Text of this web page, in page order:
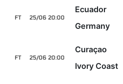
25/06 20:00
FT
Ecuador
Germany
25/06 20:00
FT
Curaçao
Ivory Coast